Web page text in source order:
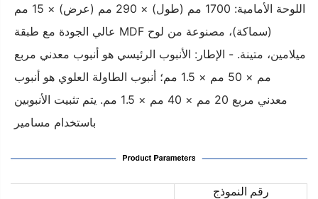
باستخدام مسامير
رقم النموذج